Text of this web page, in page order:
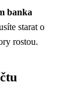
banka
starat o
rostou.